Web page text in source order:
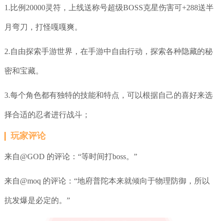
1.比例20000灵符，上线送称号超级BOSS克星伤害可+288送半
月弯刀，打怪嘎嘎爽。
2.自由探索手游世界，在手游中自由行动，探索各种隐藏的秘
密和宝藏。
3.每个角色都有独特的技能和特点，可以根据自己的喜好来选
择合适的忍者进行战斗；
玩家评论
来自@GOD 的评论：“等时间打boss。”
来自@moq 的评论：“地府普陀本来就倾向于物理防御，所以
抗发爆是必定的。”